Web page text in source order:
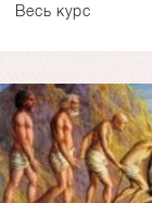
Весь курс